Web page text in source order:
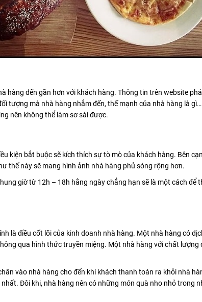
hàng đến gần hơn với khách hàng. Thông tin trên website
tượng mà nhà hàng nhắm đến, thế mạnh của nhà hàng là gì…
nên không thể làm sơ sài được.
kiện bắt buộc sẽ kích thích sự tò mò của khách hàng. Bên
thế này sẽ mang hình ảnh nhà hàng phủ sóng rộng hơn.
giờ từ 12h – 18h hằng ngày chẳng hạn sẽ là một cách để
là điều cốt lõi của kinh doanh nhà hàng. Một nhà hàng có
qua hình thức truyền miệng. Một nhà hàng với chất lượng
vào nhà hàng cho đến khi khách thanh toán ra khỏi nhà
Đôi khi, nhà hàng nên có những món quà nho nhỏ trong